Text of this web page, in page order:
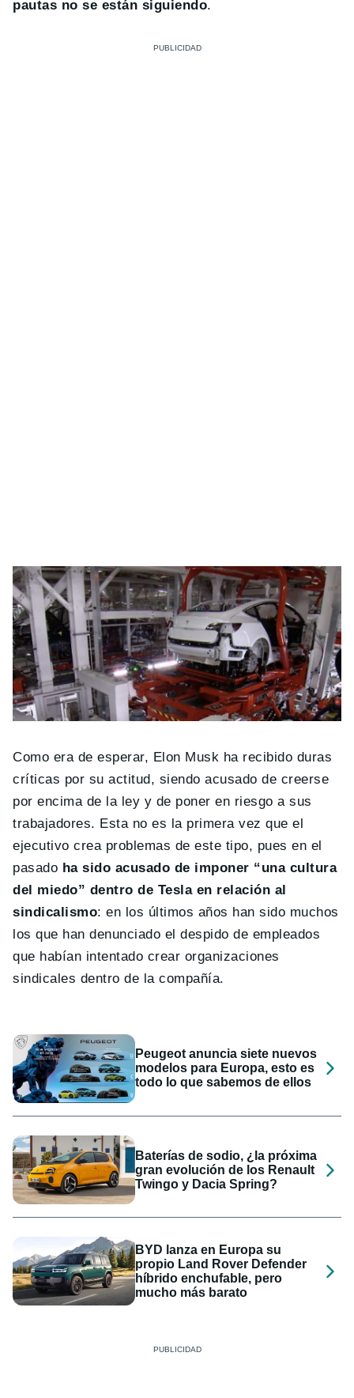
pautas no se están siguiendo.
Como era de esperar, Elon Musk ha recibido duras
críticas por su actitud, siendo acusado de creerse
por encima de la ley y de poner en riesgo a sus
trabajadores. Esta no es la primera vez que el
ejecutivo crea problemas de este tipo, pues en el
pasado ha sido acusado de imponer “una cultura
del miedo” dentro de Tesla en relación al
sindicalismo: en los últimos años han sido muchos
los que han denunciado el despido de empleados
que habían intentado crear organizaciones
sindicales dentro de la compañía.
Peugeot anuncia siete nuevos
modelos para Europa, esto es
todo lo que sabemos de ellos
Baterías de sodio, ¿la próxima
gran evolución de los Renault
Twingo y Dacia Spring?
BYD lanza en Europa su
propio Land Rover Defender
híbrido enchufable, pero
mucho más barato